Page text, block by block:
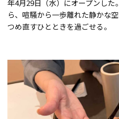
年4月29日（水）にオープンし
ら、喧騒から一歩離れた静かな
つめ直すひとときを過ごせる。